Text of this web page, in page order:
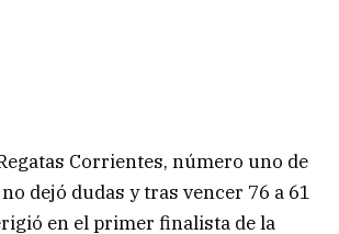
Corrientes, número uno de
dejó dudas y tras vencer 76 a 61
en el primer finalista de la